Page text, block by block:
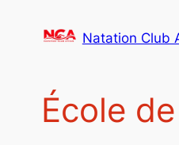
Natation Club
École